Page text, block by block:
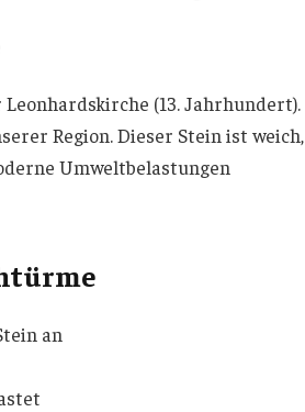
(13. Jahrhundert).
Region. Dieser Stein ist weich,
Umweltbelastungen
an